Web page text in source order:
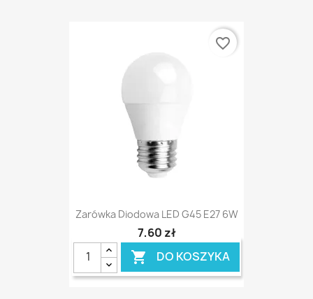
Zarówka Diodowa LED G45 E27 6W
7,60 zł
 DO KOSZYKA
favorite_border